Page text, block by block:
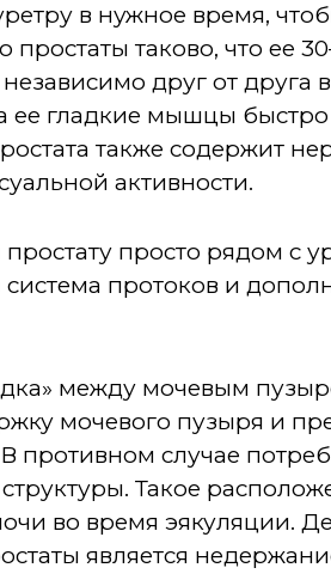
в нужное время,
таково, что ее
друг от друга
ее гладкие мышцы
также содержит
активности.
просто рядом с
протоков и
между мочевым
мочевого пузыря и
противном случае
Такое
во время эякуляции.
является